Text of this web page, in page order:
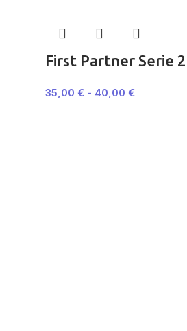
First Partner Serie 2
35,00 € - 40,00 €